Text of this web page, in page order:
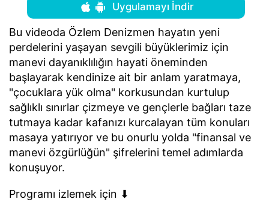
Uygulamayı İndir
Bu videoda Özlem Denizmen hayatın yeni
perdelerini yaşayan sevgili büyüklerimiz için
manevi dayanıklılığın hayati öneminden
başlayarak kendinize ait bir anlam yaratmaya,
"çocuklara yük olma" korkusundan kurtulup
sağlıklı sınırlar çizmeye ve gençlerle bağları taze
tutmaya kadar kafanızı kurcalayan tüm konuları
masaya yatırıyor ve bu onurlu yolda "finansal ve
manevi özgürlüğün" şifrelerini temel adımlarda
konuşuyor.
Programı izlemek için ⬇︎